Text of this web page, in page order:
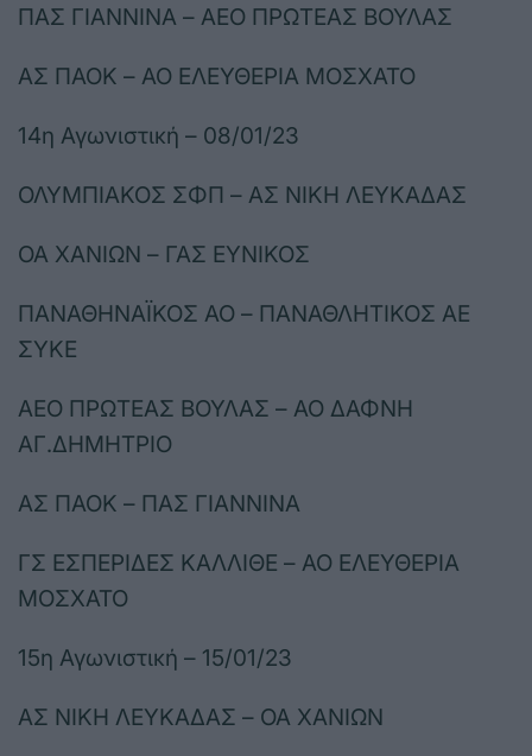
ΠΑΣ ΓΙΑΝΝΙΝΑ – ΑΕΟ ΠΡΩΤΕΑΣ ΒΟΥΛΑΣ
ΑΣ ΠΑΟΚ – ΑΟ ΕΛΕΥΘΕΡΙΑ ΜΟΣΧΑΤΟ
14η Αγωνιστική – 08/01/23
ΟΛΥΜΠΙΑΚΟΣ ΣΦΠ – ΑΣ ΝΙΚΗ ΛΕΥΚΑΔΑΣ
ΟΑ ΧΑΝΙΩΝ – ΓΑΣ ΕΥΝΙΚΟΣ
ΠΑΝΑΘΗΝΑΪΚΟΣ ΑΟ – ΠΑΝΑΘΛΗΤΙΚΟΣ ΑΕ
ΣΥΚΕ
ΑΕΟ ΠΡΩΤΕΑΣ ΒΟΥΛΑΣ – ΑΟ ΔΑΦΝΗ
ΑΓ.ΔΗΜΗΤΡΙΟ
ΑΣ ΠΑΟΚ – ΠΑΣ ΓΙΑΝΝΙΝΑ
ΓΣ ΕΣΠΕΡΙΔΕΣ ΚΑΛΛΙΘΕ – ΑΟ ΕΛΕΥΘΕΡΙΑ
ΜΟΣΧΑΤΟ
15η Αγωνιστική – 15/01/23
ΑΣ ΝΙΚΗ ΛΕΥΚΑΔΑΣ – ΟΑ ΧΑΝΙΩΝ